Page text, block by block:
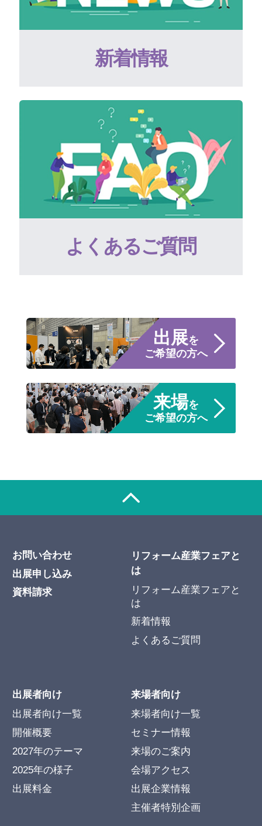
新着情報
よくあるご質問
出展を
ご希望の方へ
来場を
ご希望の方へ
お問い合わせ
出展申し込み
資料請求
リフォーム産業フェアと
は
リフォーム産業フェアと
は
新着情報
よくあるご質問
出展者向け
出展者向け一覧
開催概要
2027年のテーマ
2025年の様子
出展料金
来場者向け
来場者向け一覧
セミナー情報
来場のご案内
会場アクセス
出展企業情報
主催者特別企画